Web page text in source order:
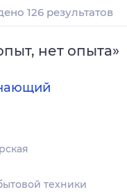
126 результатов
нет опыта»
техники